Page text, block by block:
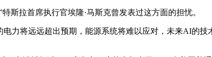
拉首席执行官埃隆·马斯克曾发表过这方面的担忧。
力将远远超出预期，能源系统将难以应对，未来AI的技